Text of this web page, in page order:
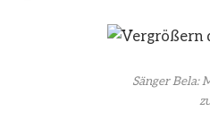
Sänger Bela: